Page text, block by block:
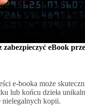
zabezpieczyć eBook
e-booka może
lub końcu dzieła
nielegalnych kopii.